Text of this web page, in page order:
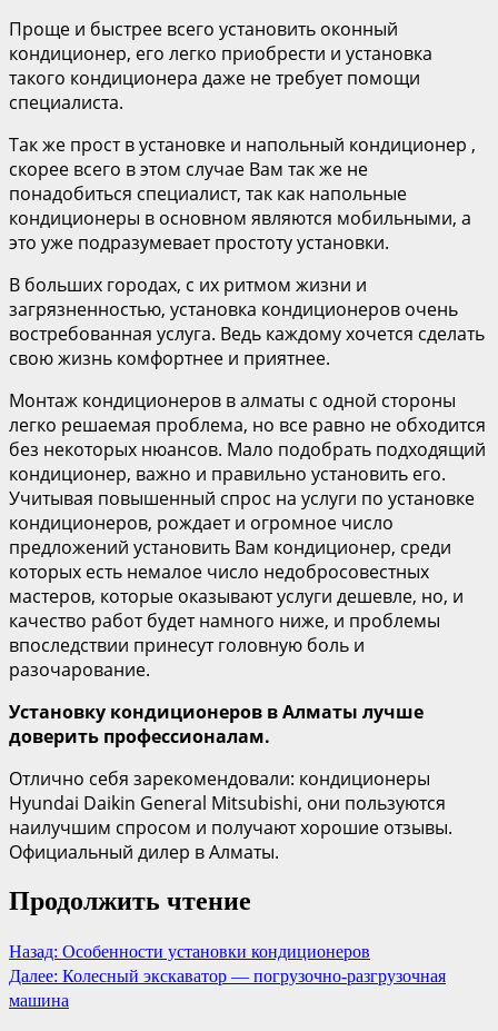
Проще и быстрее всего установить оконный
кондиционер, его легко приобрести и установка
такого кондиционера даже не требует помощи
специалиста.
Так же прост в установке и напольный кондиционер ,
скорее всего в этом случае Вам так же не
понадобиться специалист, так как напольные
кондиционеры в основном являются мобильными, а
это уже подразумевает простоту установки.
В больших городах, с их ритмом жизни и
загрязненностью, установка кондиционеров очень
востребованная услуга. Ведь каждому хочется сделать
свою жизнь комфортнее и приятнее.
Монтаж кондиционеров в алматы с одной стороны
легко решаемая проблема, но все равно не обходится
без некоторых нюансов. Мало подобрать подходящий
кондиционер, важно и правильно установить его.
Учитывая повышенный спрос на услуги по установке
кондиционеров, рождает и огромное число
предложений установить Вам кондиционер, среди
которых есть немалое число недобросовестных
мастеров, которые оказывают услуги дешевле, но, и
качество работ будет намного ниже, и проблемы
впоследствии принесут головную боль и
разочарование.
Установку кондиционеров в Алматы лучше
доверить профессионалам.
Отлично себя зарекомендовали: кондиционеры
Hyundai Daikin General Mitsubishi, они пользуются
наилучшим спросом и получают хорошие отзывы.
Официальный дилер в Алматы.
Продолжить чтение
Назад: Особенности установки кондиционеров
Далее: Колесный экскаватор — погрузочно-разгрузочная
машина